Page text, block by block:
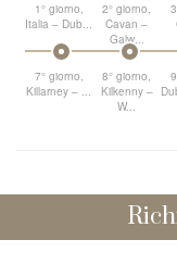
1° giorno,
Italia – Dub...
2° giorno,
Cavan –
Galw...
7° giorno,
Killarney – ...
8° giorno,
Kilkenny –
W...